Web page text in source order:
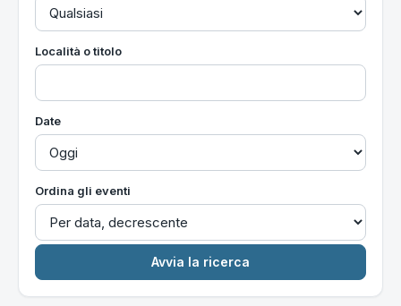
Località o titolo
Date
Ordina gli eventi